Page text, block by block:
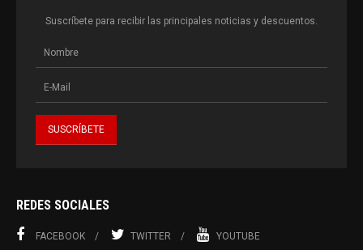
Suscríbete para recibir las principales noticias y descuentos.
REDES SOCIALES
FACEBOOK TWITTER YOUTUBE